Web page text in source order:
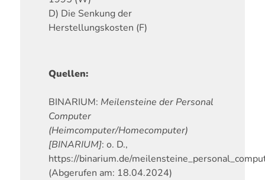
D) Die Senkung der
Herstellungskosten (F)
Quellen:
BINARIUM: Meilensteine der Personal
Computer
(Heimcomputer/Homecomputer)
[BINARIUM]: o. D.,
https://binarium.de/
(Abgerufen am: 18.04.2024)